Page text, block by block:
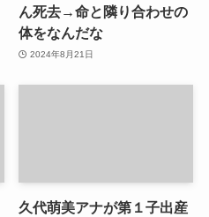
ん死去→命と隣り合わせの
体をなんだな
2024年8月21日
久代萌美アナが第１子出産